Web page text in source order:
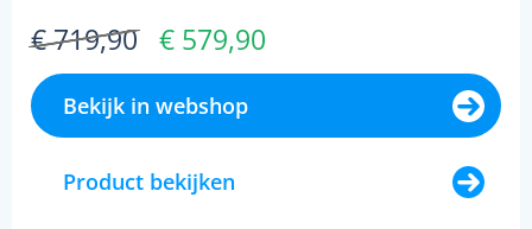
€ 719,90 € 579,90
Bekijk in webshop
Product bekijken